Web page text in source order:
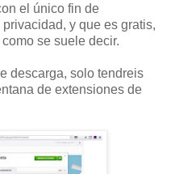
el único fin de
y que es gratis,
se suele decir.
descarga, solo tendreis
de extensiones de